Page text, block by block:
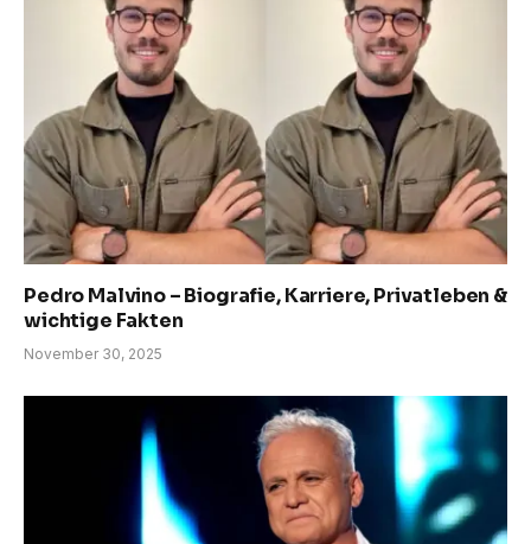
Pedro Malvino – Biografie, Karriere, Privatleben &
wichtige Fakten
November 30, 2025